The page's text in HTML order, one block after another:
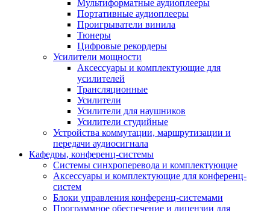
Мультиформатные аудиоплееры
Портативные аудиоплееры
Проигрыватели винила
Тюнеры
Цифровые рекордеры
Усилители мощности
Аксессуары и комплектующие для
усилителей
Трансляционные
Усилители
Усилители для наушников
Усилители студийные
Устройства коммутации, маршрутизации и
передачи аудиосигнала
Кафедры, конференц-системы
Cистемы синхроперевода и комплектующие
Аксессуары и комплектующие для конференц-
систем
Блоки управления конференц-системами
Программное обеспечение и лицензии для